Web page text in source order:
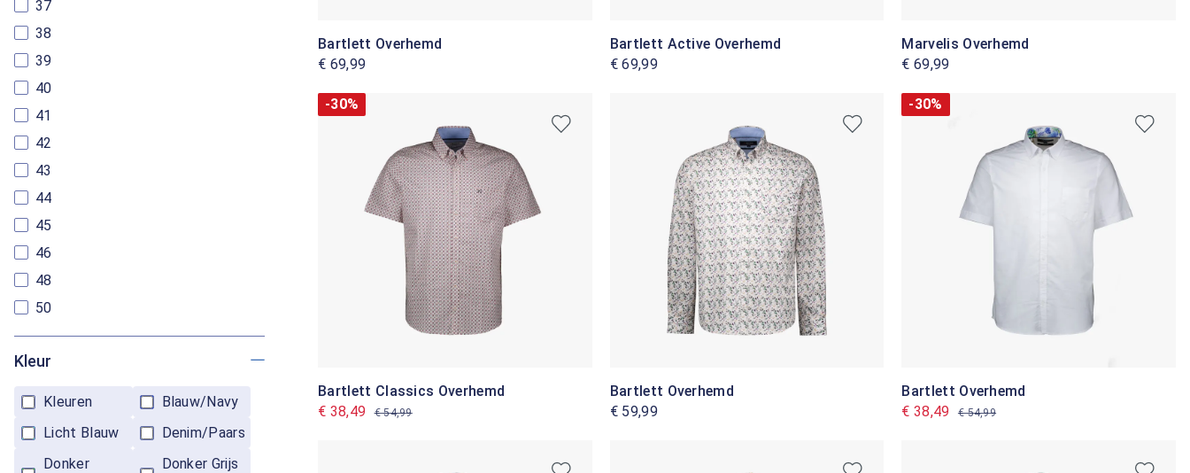
37
38
39
40
41
42
43
44
45
46
48
50
Kleur
Kleuren
Blauw/Navy
Licht Blauw
Denim/Paars
Donker
Donker Grijs
Bartlett Overhemd
€ 69,99
Bartlett Active Overhemd
€ 69,99
Marvelis Overhemd
€ 69,99
-30%
Bartlett Classics Overhemd
€ 38,49
€ 54,99
Bartlett Overhemd
€ 59,99
-30%
Bartlett Overhemd
€ 38,49
€ 54,99